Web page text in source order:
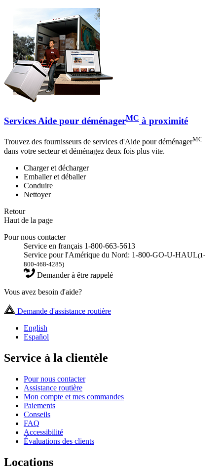
Services Aide pour déménagerMC à proximité
Trouvez des fournisseurs de services d'Aide pour déménagerMC
dans votre secteur et déménagez deux fois plus vite.
Charger et décharger
Emballer et déballer
Conduire
Nettoyer
Retour
Haut de la page
Pour nous contacter
Service en français 1-800-663-5613
Service pour l'Amérique du Nord: 1-800-GO-U-HAUL(1-
800-468-4285)
Demander à être rappelé
Vous avez besoin d'aide?
Demande d'assistance routière
English
Español
Service à la clientèle
Pour nous contacter
Assistance routière
Mon compte et mes commandes
Paiements
Conseils
FAQ
Accessibilité
Évaluations des clients
Locations